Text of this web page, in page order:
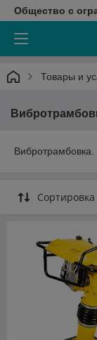
Общество с
Товары и
Вибротрамбовка.
Сортировка